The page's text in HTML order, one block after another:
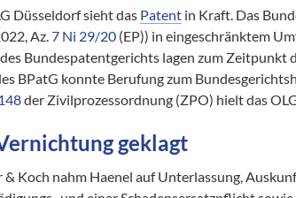
Düsseldorf sieht das Patent in Kraft. Das
Az.7 Ni 29/20 (EP)) in eingeschränktem
Bundespatentgerichts lagen zum Zeitpunkt
BPatG konnte Berufung zum
der Zivilprozessordnung (ZPO) hielt das
geklagt
& Koch nahm Haenel auf Unterlassung,